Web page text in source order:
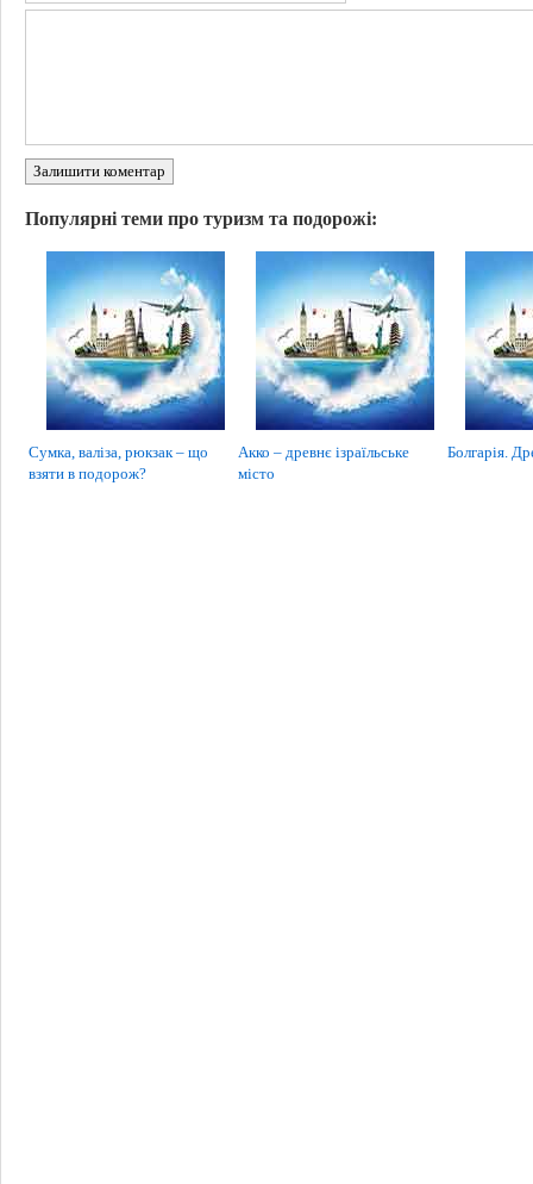
Залишити коментар
Популярні теми про туризм та подорожі:
Сумка, валіза, рюкзак – що
взяти в подорож?
Акко – древнє ізраїльське
місто
Болгарія.